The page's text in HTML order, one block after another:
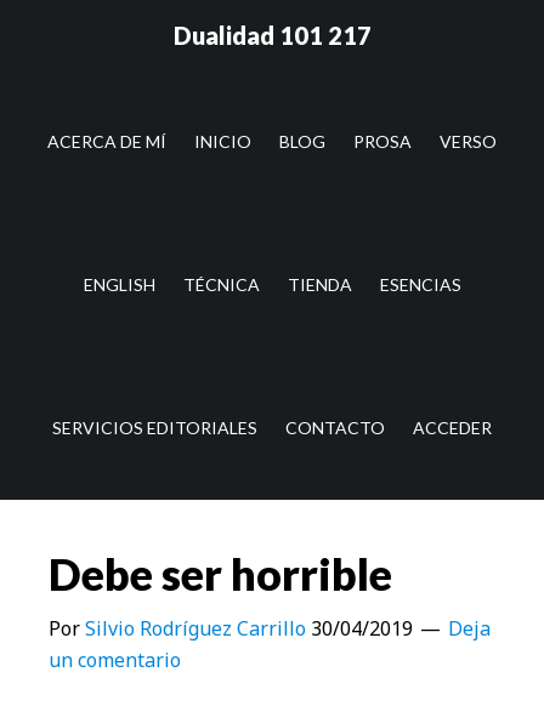
lateral
Dualidad 101 217
ACERCA DE MÍ INICIO BLOG PROSA VERSO
ENGLISH TÉCNICA TIENDA ESENCIAS
SERVICIOS EDITORIALES CONTACTO ACCEDER
Debe ser horrible
PorSilvio Rodríguez Carrillo 30/04/2019
Deja
un comentario